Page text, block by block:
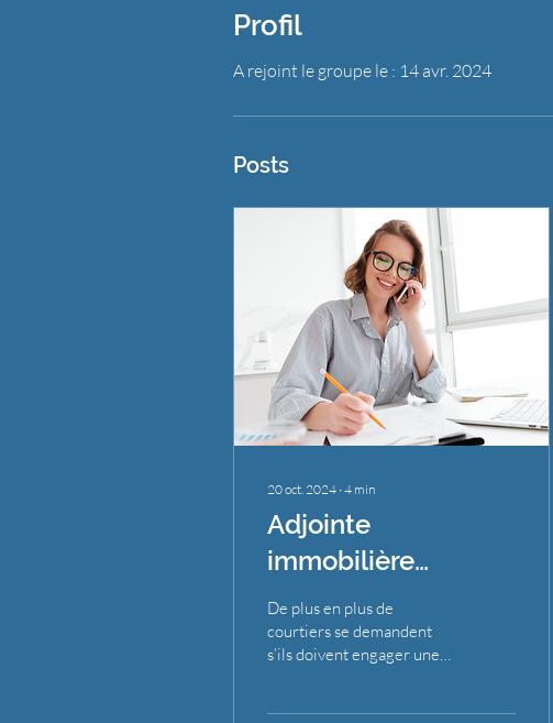
Profil
A rejoint le groupe le : 14 avr. 2024
Posts
20 oct. 2024 ∙4 min
Adjointe
immobilière
virtuelle vs.
adjointe en interne :
quelle est la
meilleure option
De plus en plus de
courtiers se demandent
s’ils doivent engager une